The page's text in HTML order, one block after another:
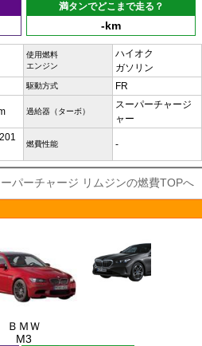
満タンでどこまで走る？
-km
使用燃料
エンジン
ハイオク
ガソリン
駆動方式 FR
過給器（ターボ）
スーパーチャージ
ャー
燃費性能 -
パーチャージ リムジンの燃費TOPへ
ＢＭＷ
M3